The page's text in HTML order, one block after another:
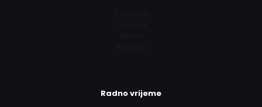
Radno vrijeme